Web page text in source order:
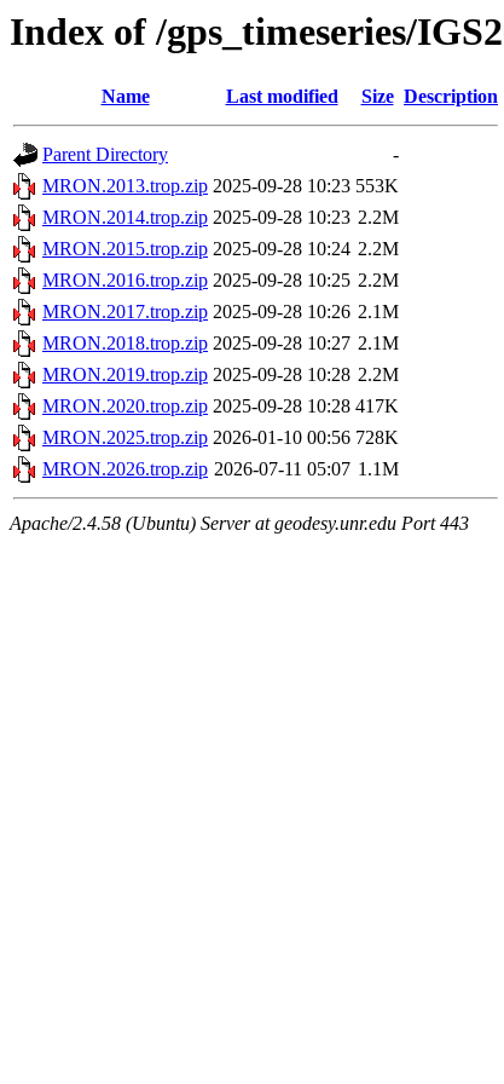
Index of /gps_timeseries/
Name Last modified Size Description
Parent Directory
-
MRON.2013.trop.zip 2025-09-28 10:23 553K
MRON.2014.trop.zip 2025-09-28 10:23 2.2M
MRON.2015.trop.zip 2025-09-28 10:24 2.2M
MRON.2016.trop.zip 2025-09-28 10:25 2.2M
MRON.2017.trop.zip 2025-09-28 10:26 2.1M
MRON.2018.trop.zip 2025-09-28 10:27 2.1M
MRON.2019.trop.zip 2025-09-28 10:28 2.2M
MRON.2020.trop.zip 2025-09-28 10:28 417K
MRON.2025.trop.zip 2026-01-10 00:56 728K
MRON.2026.trop.zip 2026-07-11 05:07 1.1M
Apache/2.4.58 (Ubuntu) Server at geodesy.unr.edu Port 443